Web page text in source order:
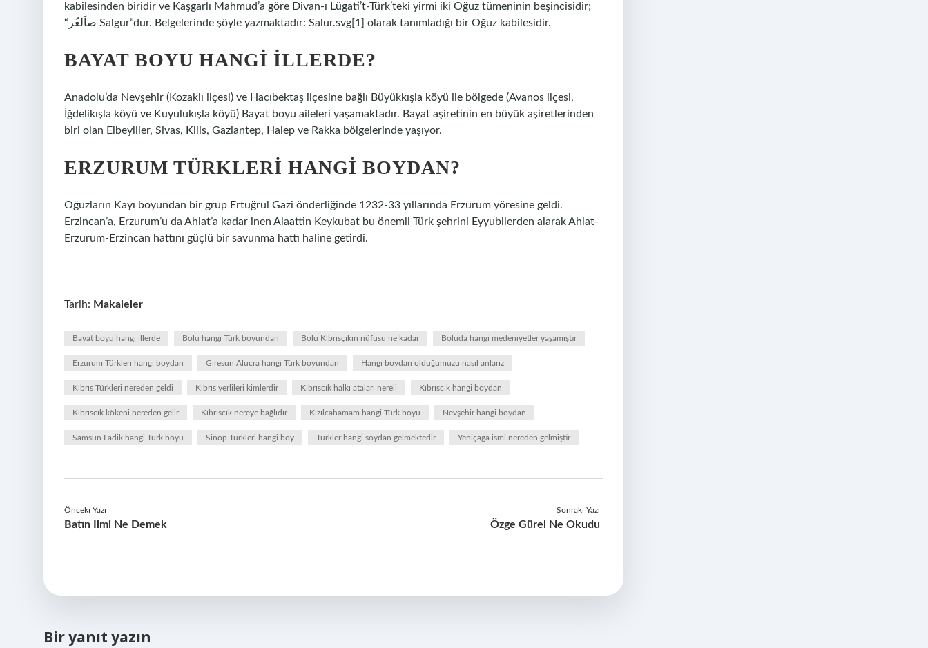
kabilesinden biridir ve Kaşgarlı Mahmud’a göre Divan-ı Lügati’t-Türk’teki yirmi iki Oğuz tümeninin beşincisidir;
“صاَلغُر Salgur”dur. Belgelerinde şöyle yazmaktadır: Salur.svg[1] olarak tanımladığı bir Oğuz kabilesidir.
BAYAT BOYU HANGI ILLERDE?
Anadolu’da Nevşehir (Kozaklı ilçesi) ve Hacıbektaş ilçesine bağlı Büyükkışla köyü ile bölgede (Avanos ilçesi,
İğdelikışla köyü ve Kuyulukışla köyü) Bayat boyu aileleri yaşamaktadır. Bayat aşiretinin en büyük aşiretlerinden
biri olan Elbeyliler, Sivas, Kilis, Gaziantep, Halep ve Rakka bölgelerinde yaşıyor.
ERZURUM TÜRKLERI HANGI BOYDAN?
Oğuzların Kayı boyundan bir grup Ertuğrul Gazi önderliğinde 1232-33 yıllarında Erzurum yöresine geldi.
Erzincan’a, Erzurum’u da Ahlat’a kadar inen Alaattin Keykubat bu önemli Türk şehrini Eyyubilerden alarak Ahlat-
Erzurum-Erzincan hattını güçlü bir savunma hattı haline getirdi.
Tarih: Makaleler
Bayat boyu hangi illerde Bolu hangi Türk boyundan Bolu Kıbrısçıkın nüfusu ne kadar Boluda hangi medeniyetler yaşamıştır
Erzurum Türkleri hangi boydan Giresun Alucra hangi Türk boyundan Hangi boydan olduğumuzu nasıl anlarız
Kıbrıs Türkleri nereden geldi Kıbrıs yerlileri kimlerdir Kıbrıscık halkı ataları nereli Kıbrıscık hangi boydan
Kıbrıscık kökeni nereden gelir Kıbrıscık nereye bağlıdır Kızılcahamam hangi Türk boyu Nevşehir hangi boydan
Samsun Ladik hangi Türk boyu Sinop Türkleri hangi boy Türkler hangi soydan gelmektedir Yeniçağa ismi nereden gelmiştir
Önceki Yazı
Batın Ilmi Ne Demek
Sonraki Yazı
Özge Gürel Ne Okudu
Bir yanıt yazın